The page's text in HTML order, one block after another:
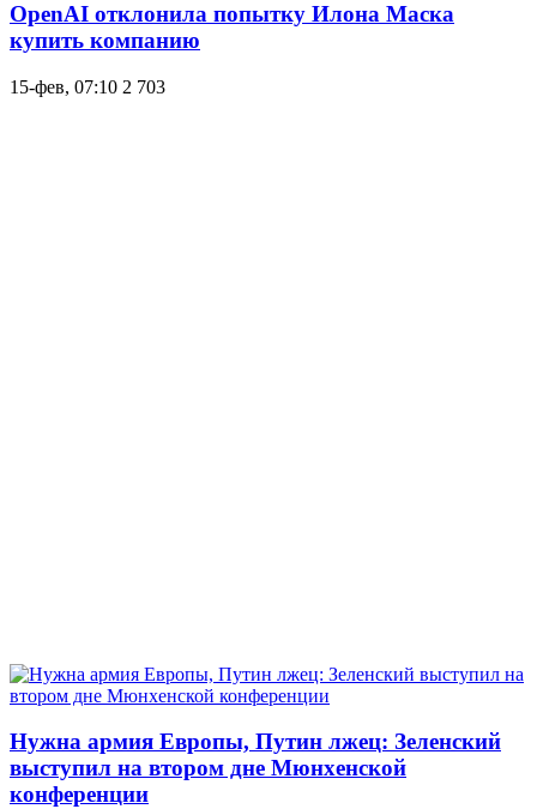
OpenAI отклонила попытку Илона Маска
купить компанию
15-фев, 07:10 2 703
Нужна армия Европы, Путин лжец: Зеленский
выступил на втором дне Мюнхенской
конференции